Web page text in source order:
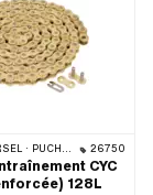
(BÊTA 521 & 512) · ZÜNDAPP BELMONDO · TOMOS · BYE BIKE 26750
CYC
128L